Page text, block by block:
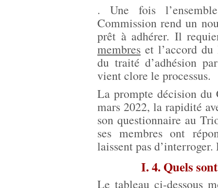
. Une fois
Commission rend un
prêt à adhérer. Il
membres et l’accord
du traité d’adhésion
vient clore le processus.
La prompte décision du
mars 2022, la rapidité
son questionnaire au
ses membres ont
laissent pas
I. 4. Quels
Le tableau ci-dessous